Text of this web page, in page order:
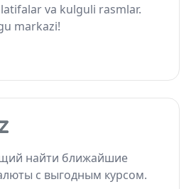
va kulguli rasmlar.
markazi!
найти ближайшие
с выгодным курсом.